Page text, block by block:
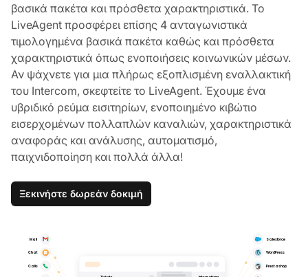
βασικά πακέτα και πρόσθετα χαρακτηριστικά. Το
LiveAgent προσφέρει επίσης 4 ανταγωνιστικά
τιμολογημένα βασικά πακέτα καθώς και πρόσθετα
χαρακτηριστικά όπως ενοποιήσεις κοινωνικών μέσων.
Αν ψάχνετε για μια πλήρως εξοπλισμένη εναλλακτική
του Intercom, σκεφτείτε το LiveAgent. Έχουμε ένα
υβριδικό ρεύμα εισιτηρίων, ενοποιημένο κιβώτιο
εισερχομένων πολλαπλών καναλιών, χαρακτηριστικά
αναφοράς και ανάλυσης, αυτοματισμό,
παιχνιδοποίηση και πολλά άλλα!
Ξεκινήστε δωρεάν δοκιμή